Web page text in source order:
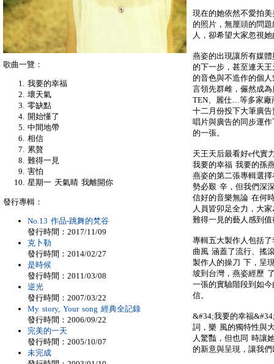
現在的她依然不愛拍
的照片，無厘頭的問
人，卻希望大家忽視
燕姿的出現讓所有媒
的下一步，甚至連天
的音色與不造作的個
言領先群雌，儼然成
TEN、麗仕…等多家廠
十二月份投下大筆廣
唱片與廣告的同步運
的一張。
天王天后最看好e代實
我要的幸福 我要的孫
燕姿的第二張專輯選
勢必艱 辛，但我們深
信好的音樂無論 在何
人員皆卯足全力，大
難得一見的藝人感到值
專輯五大製作人包括
曲風 涵蓋了流行、搖
製作人的操刀 下，呈
坡到台灣，燕姿經歷
一張的實驗階段到如
信。
&#34;我要的幸福
詞，樂 風的獨特性與
人驚豔，但也同 時讓
的新意與呈現，讓我
歌曲一覽：
我要的幸福
壞天氣
零缺點
開始懂了
中間地帶
相信
累贅
難得一見
害怕
星期一 天氣晴 我離開你
發行專輯：
No.13 作品-跳舞的梵谷
發行時間：2017/11/09
克卜勒
發行時間：2014/02/27
是時候
發行時間：2011/03/08
逆光
發行時間：2007/03/22
My story, Your song 經典全記錄
發行時間：2006/09/22
完美的一天
發行時間：2005/10/07
未完成